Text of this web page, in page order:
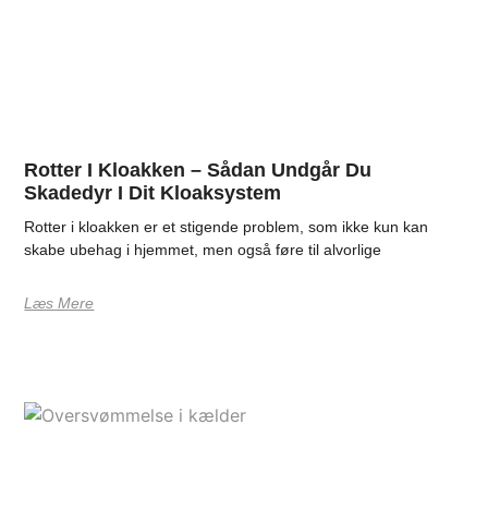
Rotter I Kloakken – Sådan Undgår Du
Skadedyr I Dit Kloaksystem
Rotter i kloakken er et stigende problem, som ikke kun kan
skabe ubehag i hjemmet, men også føre til alvorlige
Læs Mere